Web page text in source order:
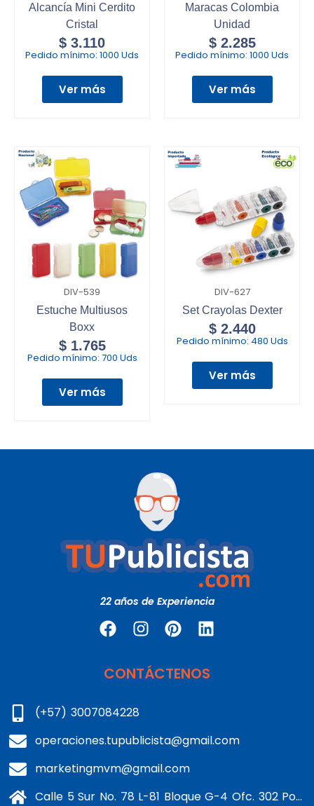
Alcancía Mini Cerdito
Cristal
$ 3.110
Pedido mínimo: 1000 Uds
Ver más
Maracas Colombia
Unidad
$2.285
Pedido mínimo: 1000 Uds
Ver más
DIV-539
Estuche Multiusos
Boxx
$1.765
Pedido mínimo: 700 Uds
Ver más
DIV-627
Set Crayolas Dexter
$2.440
Pedido mínimo: 480 Uds
Ver más
22 años de Experiencia
CONTÁCTENOS
(+57) 3007084228
operaciones.tupublicista@gmail.com
marketingmvm@gmail.com
Calle 5 Sur No. 78 L-81 Bloque G-4 Ofc. 302 Portería 1 Banderas - Kennedy